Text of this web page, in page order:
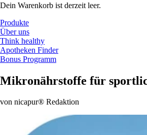
Dein Warenkorb ist derzeit leer.
Produkte
Über uns
Think healthy
Apotheken Finder
Bonus Programm
Mikronährstoffe für
von nicapur® Redaktion